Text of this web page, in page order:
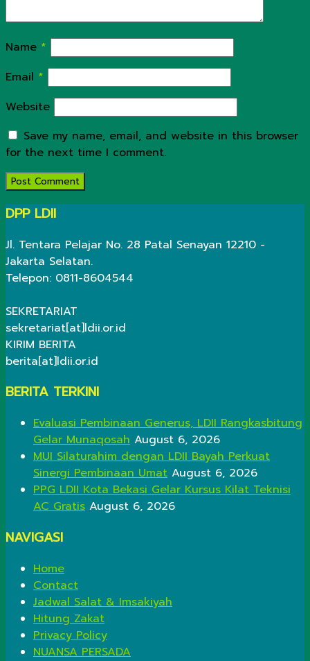
Name *
Email *
Website
Save my name, email, and website in this browser
for the next time I comment.
DPP LDII
Jl. Tentara Pelajar No. 28 Patal Senayan 12210 -
Jakarta Selatan.
Telepon: 0811-8604544
SEKRETARIAT
sekretariat[at]ldii.or.id
KIRIM BERITA
berita[at]ldii.or.id
BERITA TERKINI
Evaluasi Pembinaan Generus, LDII Rangkasbitung
Gelar Munaqosah August 6, 2026
MUI Silaturahim dengan LDII Bayah Perkuat
Sinergi Pembinaan Umat August 6, 2026
PPG LDII Kota Bekasi Gelar Kursus Kilat Teknisi
AC Gratis August 6, 2026
NAVIGASI
Home
Contact
Jadwal Salat & Imsakiyah
Hitung Zakat
Privacy Policy
NUANSA PERSADA